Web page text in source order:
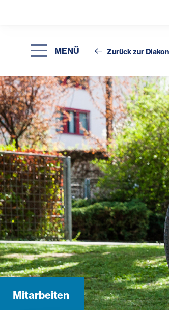
MENÜ Zurück zur
Mitarbeiten